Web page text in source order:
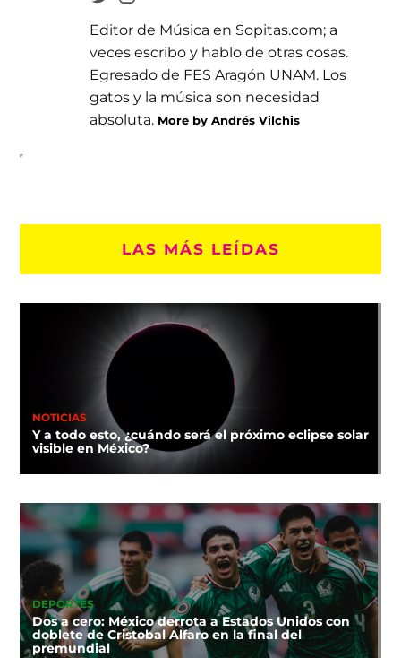
Editor de Música en Sopitas.com; a
veces escribo y hablo de otras cosas.
Egresado de FES Aragón UNAM. Los
gatos y la música son necesidad
absoluta. More by Andrés Vilchis
LAS MÁS LEÍDAS
NOTICIAS
Y a todo esto, ¿cuándo será el próximo eclipse solar
visible en México?
DEPORTES
Dos a cero: México derrota a Estados Unidos con
doblete de Cristobal Alfaro en la final del
premundial